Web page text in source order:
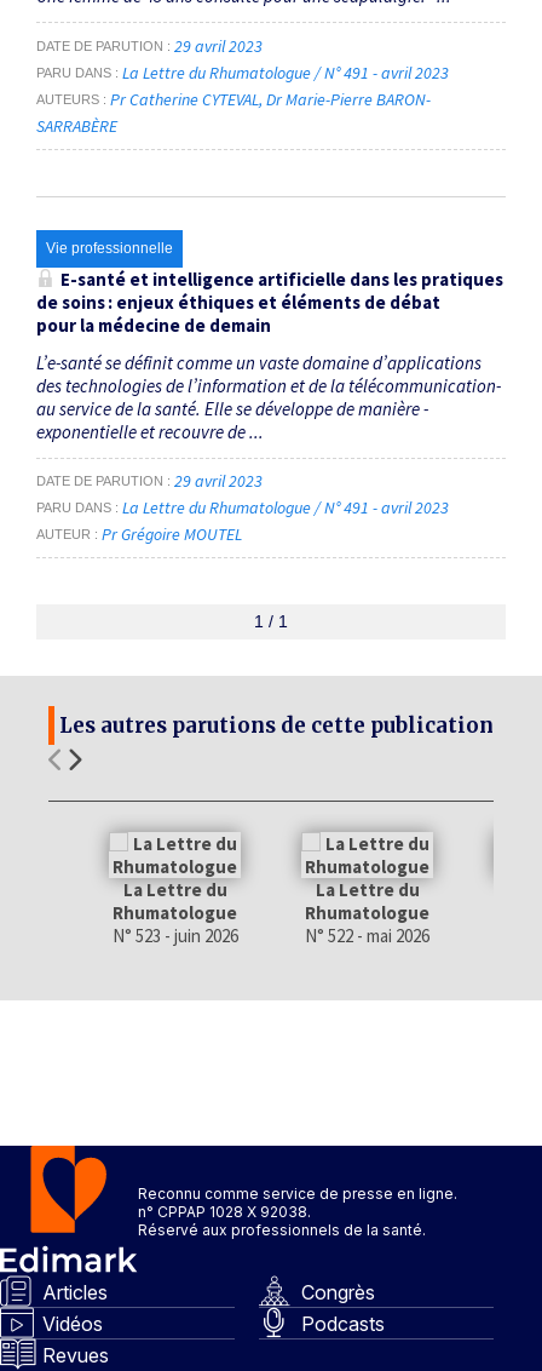
DATE DE PARUTION 29 avril 2023
PARU DANS La Lettre du Rhumatologue / N° 491 - avril 2023
AUTEURS Pr Catherine CYTEVAL Dr Marie-Pierre BARON-
SARRABÈRE
Vie professionnelle
E-santé et intelligence ­artificielle dans les pratiques
de soins : enjeux éthiques et éléments de débat
pour la médecine de demain
L’e-santé se définit comme un vaste domaine d’applications
des technologies de ­l’information et de la ­télécommunication­
au service de la santé. Elle se développe de manière ­
exponentielle et recouvre de ...
DATE DE PARUTION 29 avril 2023
PARU DANS La Lettre du Rhumatologue / N° 491 - avril 2023
AUTEUR Pr Grégoire MOUTEL
1 / 1
Les autres parutions de cette publication
La Lettre du
Rhumatologue
N° 523 - juin 2026
La Lettre du
Rhumatologue
N° 522 - mai 2026
Reconnu comme service de presse en ligne.
n° CPPAP 1028 X 92038.
Réservé aux professionnels de la santé.
Articles
Congrès
Vidéos
Podcasts
Revues